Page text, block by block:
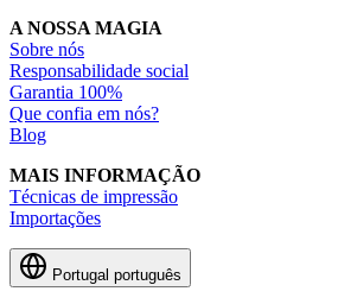
A NOSSA MAGIA
Sobre nós
Responsabilidade social
Garantia 100%
Que confia em nós?
Blog
MAIS INFORMAÇÃO
Técnicas de impressão
Importações
Portugal português